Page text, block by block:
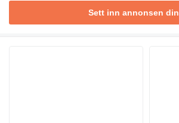
Sett inn annonsen din